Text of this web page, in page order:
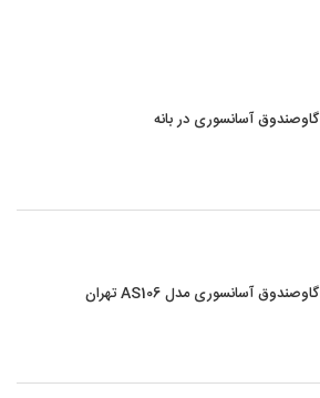
گاوصندوق آسانسوری در بانه
گاوصندوق آسانسوری مدل AS106 تهران